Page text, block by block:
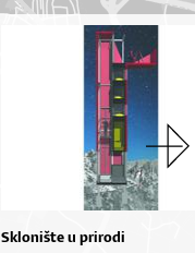
Sklonište u prirodi